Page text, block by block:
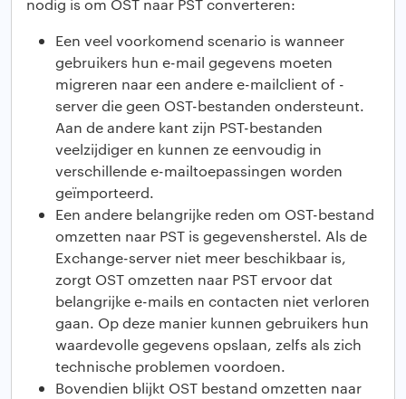
nodig is om OST naar PST converteren:
Een veel voorkomend scenario is wanneer
gebruikers hun e-mail gegevens moeten
migreren naar een andere e-mailclient of -
server die geen OST-bestanden ondersteunt.
Aan de andere kant zijn PST-bestanden
veelzijdiger en kunnen ze eenvoudig in
verschillende e-mailtoepassingen worden
geïmporteerd.
Een andere belangrijke reden om OST-bestand
omzetten naar PST is gegevensherstel. Als de
Exchange-server niet meer beschikbaar is,
zorgt OST omzetten naar PST ervoor dat
belangrijke e-mails en contacten niet verloren
gaan. Op deze manier kunnen gebruikers hun
waardevolle gegevens opslaan, zelfs als zich
technische problemen voordoen.
Bovendien blijkt OST bestand omzetten naar